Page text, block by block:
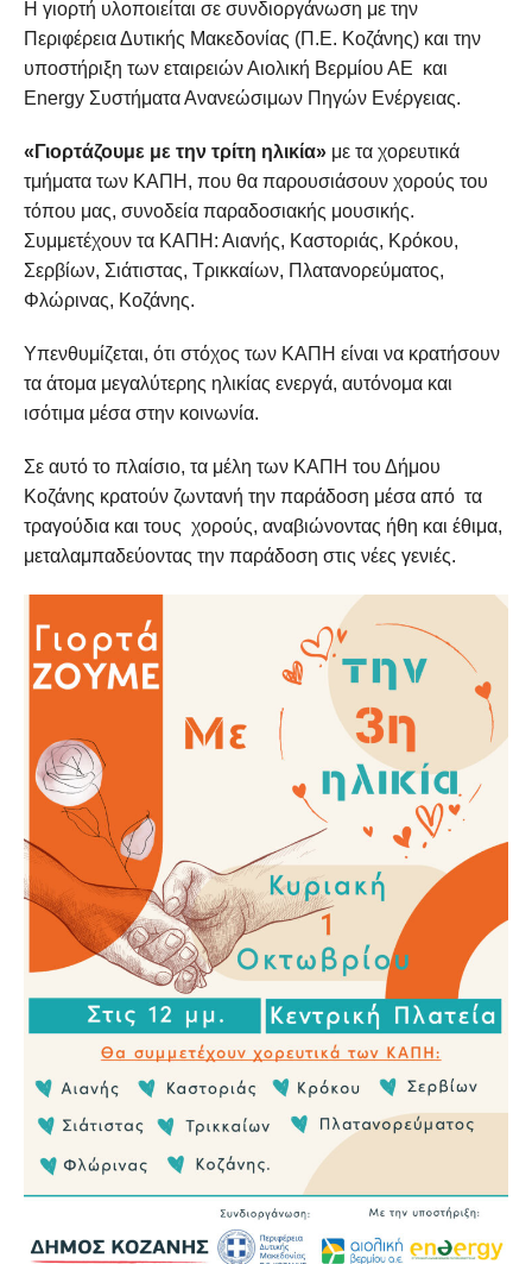
Η γιορτή υλοποιείται σε συνδιοργάνωση με την
Περιφέρεια Δυτικής Μακεδονίας (Π.Ε. Κοζάνης) και την
υποστήριξη των εταιρειών Αιολική Βερμίου ΑΕ και
Energy Συστήματα Ανανεώσιμων Πηγών Ενέργειας.
«Γιορτάζουμε με την τρίτη ηλικία» με τα χορευτικά
τμήματα των ΚΑΠΗ, που θα παρουσιάσουν χορούς του
τόπου μας, συνοδεία παραδοσιακής μουσικής.
Συμμετέχουν τα ΚΑΠΗ: Αιανής, Καστοριάς, Κρόκου,
Σερβίων, Σιάτιστας, Τρικκαίων, Πλατανορεύματος,
Φλώρινας, Κοζάνης.
Υπενθυμίζεται, ότι στόχος των ΚΑΠΗ είναι να κρατήσουν
τα άτομα μεγαλύτερης ηλικίας ενεργά, αυτόνομα και
ισότιμα μέσα στην κοινωνία.
Σε αυτό το πλαίσιο, τα μέλη των ΚΑΠΗ του Δήμου
Κοζάνης κρατούν ζωντανή την παράδοση μέσα από τα
τραγούδια και τους χορούς, αναβιώνοντας ήθη και έθιμα,
μεταλαμπαδεύοντας την παράδοση στις νέες γενιές.